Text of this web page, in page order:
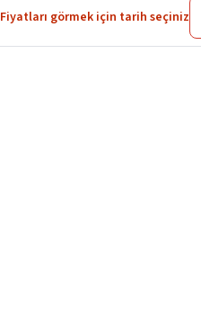
Fiyatları görmek için tarih seçiniz